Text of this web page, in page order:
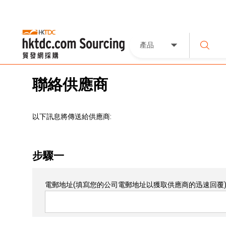
產品
聯絡供應商
以下訊息將傳送給供應商:
步驟一
電郵地址(填寫您的公司電郵地址以獲取供應商的迅速回覆)